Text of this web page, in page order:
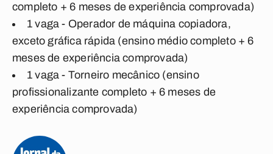
completo + 6 meses de experiência comprovada)
1 vaga - Operador de máquina copiadora,
exceto gráfica rápida (ensino médio completo + 6
meses de experiência comprovada)
1 vaga - Torneiro mecânico (ensino
profissionalizante completo + 6 meses de
experiência comprovada)